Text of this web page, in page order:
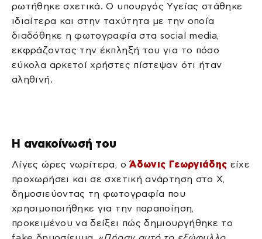
ρωτήθηκε σχετικά. Ο υπουργός Υγείας στάθηκε
ιδιαίτερα και στην ταχύτητα με την οποία
διαδόθηκε η φωτογραφία στα social media,
εκφράζοντας την έκπληξή του για το πόσο
εύκολα αρκετοί χρήστες πίστεψαν ότι ήταν
αληθινή.
Η ανακοίνωσή του
Λίγες ώρες νωρίτερα, οΆδωνις Γεωργιάδης είχε
προχωρήσει και σε σχετική ανάρτηση στο Χ,
δημοσιεύοντας τη φωτογραφία που
χρησιμοποιήθηκε για την παραποίηση,
προκειμένου να δείξει πώς δημιουργήθηκε το